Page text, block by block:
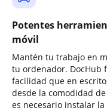
Potentes
móvil
Mantén tu trabajo en
tu ordenador. DocHub
facilidad que en
desde la comodidad
es necesario instalar